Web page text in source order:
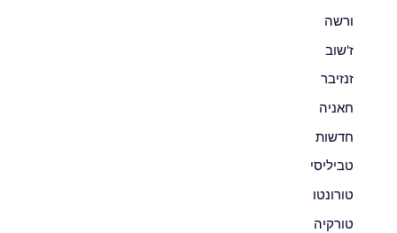
ורשה
ז'שוב
זנזיבר
חאניה
חדשות
טביליסי
טורונטו
טורקיה